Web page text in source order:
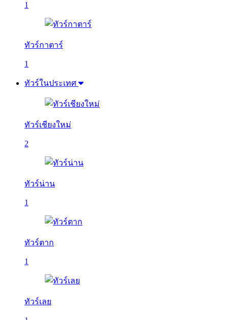
1
ทัวร์กาตาร์
1
ทัวร์ในประเทศ
ทัวร์เชียงใหม่
2
ทัวร์น่าน
1
ทัวร์ตาก
1
ทัวร์เลย